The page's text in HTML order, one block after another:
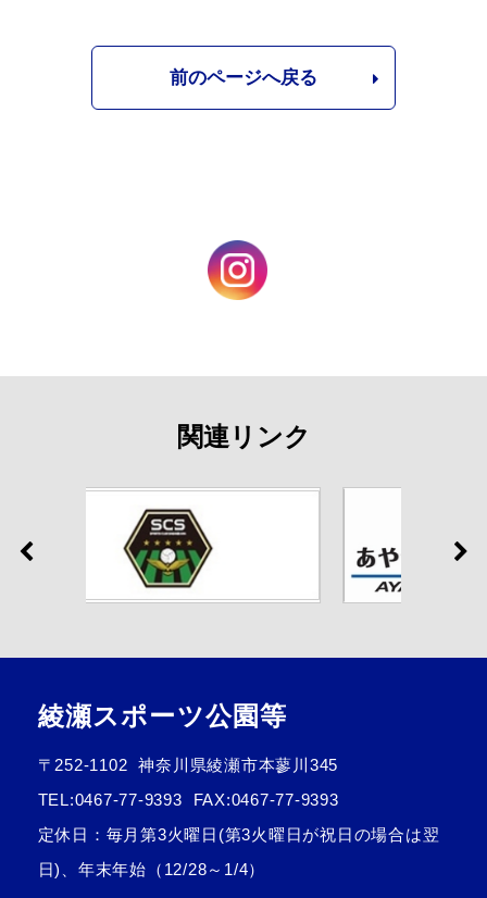
前のページへ戻る
関連リンク
綾瀬スポーツ公園等
〒252-1102
神奈川県綾瀬市本蓼川345
TEL:0467-77-9393
FAX:0467-77-9393
定休日：毎月第3火曜日(第3火曜日が祝日の場合は翌
日)、年末年始（12/28～1/4）